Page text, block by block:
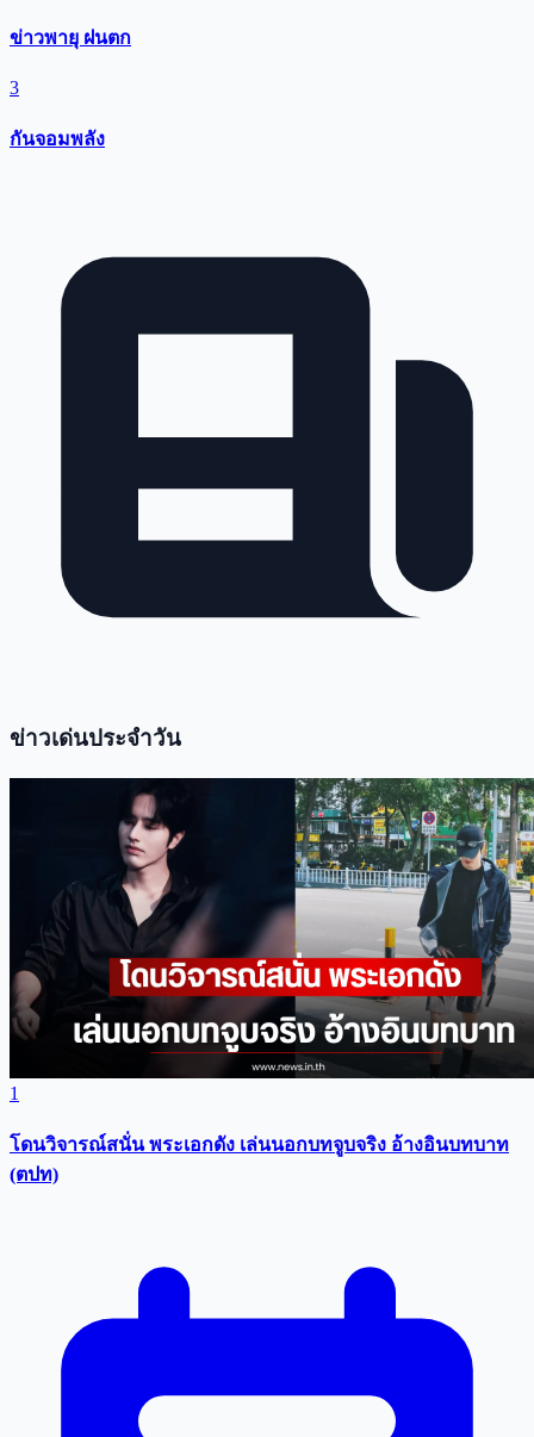
ข่าวพายุ ฝนตก
3
กันจอมพลัง
ข่าวเด่นประจำวัน
1
โดนวิจารณ์สนั่น พระเอกดัง เล่นนอกบทจูบจริง อ้างอินบทบาท
(ตปท)